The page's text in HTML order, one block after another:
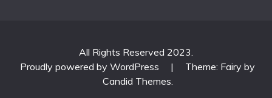
All Rights Reserved 2023.
Proudly powered by WordPress
|
Theme: Fairy by
Candid Themes